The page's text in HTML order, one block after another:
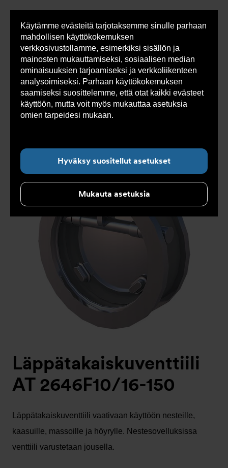
Käytämme evästeitä tarjotaksemme sinulle parhaan
mahdollisen käyttökokemuksen
verkkosivustollamme, esimerkiksi sisällön ja
mainosten mukauttamiseksi, sosiaalisen median
ominaisuuksien tarjoamiseksi ja verkkoliikenteen
analysoimiseksi. Parhaan käyttökokemuksen
saamiseksi suosittelemme, että otat kaikki evästeet
käyttöön, mutta voit myös mukauttaa asetuksia
omien tarpeidesi mukaan.
Hyväksy suositellut asetukset
Mukauta asetuksia
Olet
tässä:
Armatec > Tuotteet > Venttiilit
>
Takaiskuventtiilit
> Läppätakaiskuventtiili
>
Läppätakaiskuventtiili AT 2646-
>
Läppätakaiskuventtiili
AT 2646F10/16-150
Läppätakaiskuventtiili
AT 2646F10/16-150
Läppätakaiskuventtiili vaativaan käyttöön nesteille,
kaasuille, massoille ja höyrylle. Nestesovelluksissa
venttiili varustetaan jousella.